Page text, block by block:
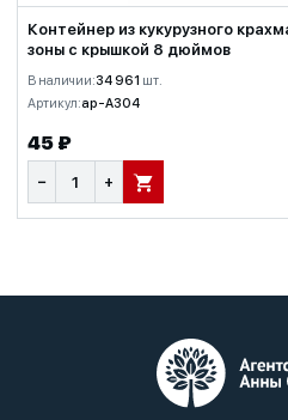
Контейнер из кукурузного
зоны с крышкой 8 дюймов
В наличии:34 961 шт.
Артикул:ap-A304
45 ₽
− + В КОРЗИНУ